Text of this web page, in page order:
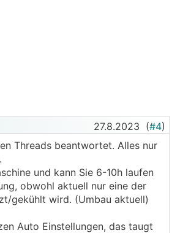
27.8.2023 (#4)
Threads beantwortet. Alles nur
und kann Sie 6-10h laufen
obwohl aktuell nur eine der
gekühlt wird. (Umbau aktuell)
Auto Einstellungen, das taugt